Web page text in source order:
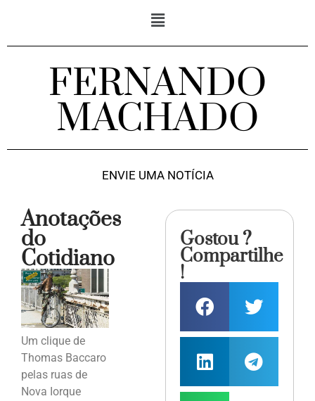
FERNANDO
MACHADO
ENVIE UMA NOTÍCIA
Anotações
do
Cotidiano
Um clique de
Thomas Baccaro
pelas ruas de
Nova Iorque
Gostou ?
Compartilhe
!